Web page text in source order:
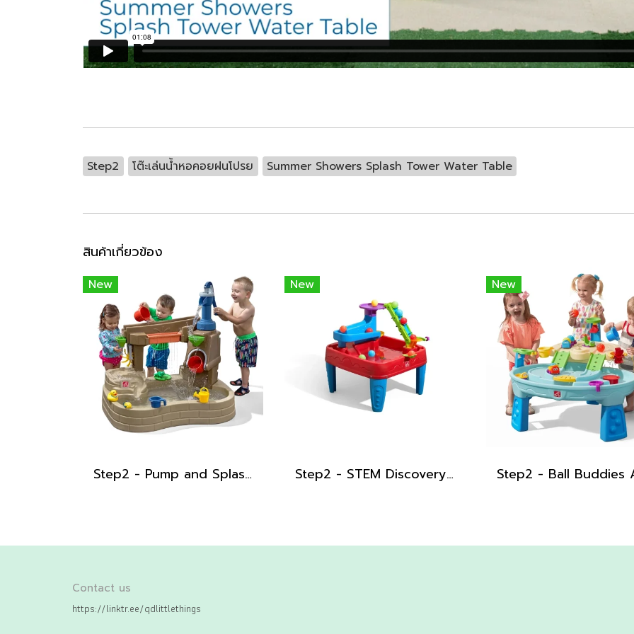
Step2 โต๊ะเล่นน้ำหอคอยฝนโปรย Summer Showers Splash Tower Water Table
สินค้าเกี่ยวข้อง
New
Step2 - Pump and Splash Discovery Pond
New
Step2 - STEM Discovery Ball Table
New
Contact us
https://linktr.ee/qdlittlethings